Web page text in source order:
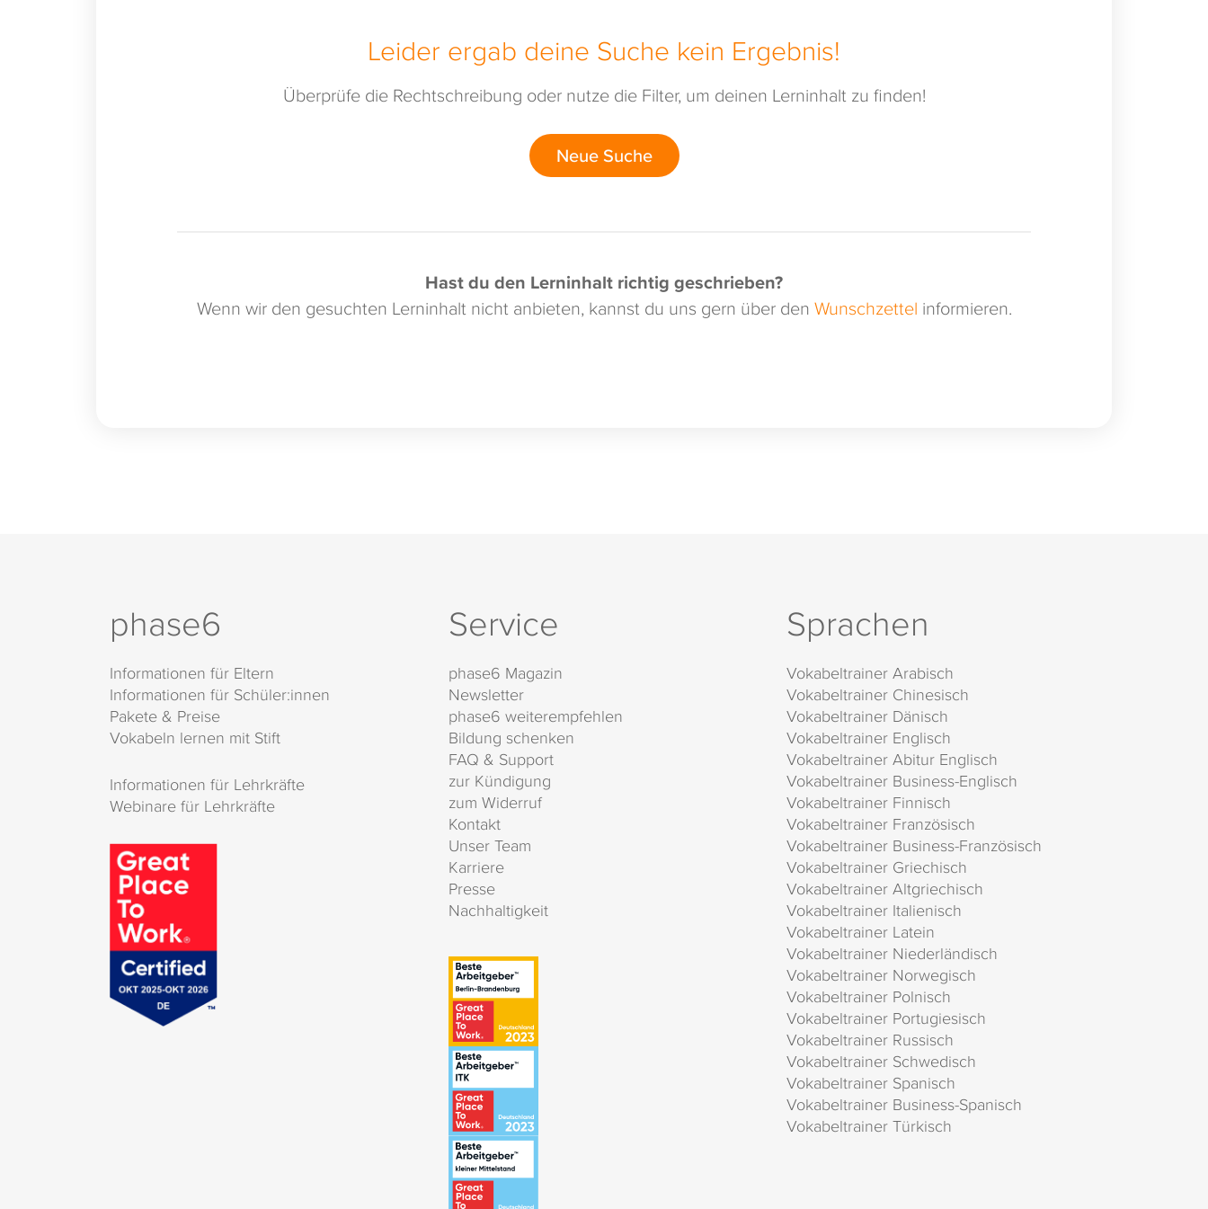
Leider ergab deine Suche kein Ergebnis!
Überprüfe die Rechtschreibung oder nutze die Filter, um deinen Lerninhalt zu finden!
Neue Suche
Hast du den Lerninhalt richtig geschrieben?
Wenn wir den gesuchten Lerninhalt nicht anbieten, kannst du uns gern über den Wunschzettel informieren.
phase6
Informationen für Eltern
Informationen für Schüler:innen
Pakete & Preise
Vokabeln lernen mit Stift
Informationen für Lehrkräfte
Webinare für Lehrkräfte
Service
phase6 Magazin
Newsletter
phase6 weiterempfehlen
Bildung schenken
FAQ & Support
zur Kündigung
zum Widerruf
Kontakt
Unser Team
Karriere
Presse
Nachhaltigkeit
Sprachen
Vokabeltrainer Arabisch
Vokabeltrainer Chinesisch
Vokabeltrainer Dänisch
Vokabeltrainer Englisch
Vokabeltrainer Abitur Englisch
Vokabeltrainer Business-Englisch
Vokabeltrainer Finnisch
Vokabeltrainer Französisch
Vokabeltrainer Business-Französisch
Vokabeltrainer Griechisch
Vokabeltrainer Altgriechisch
Vokabeltrainer Italienisch
Vokabeltrainer Latein
Vokabeltrainer Niederländisch
Vokabeltrainer Norwegisch
Vokabeltrainer Polnisch
Vokabeltrainer Portugiesisch
Vokabeltrainer Russisch
Vokabeltrainer Schwedisch
Vokabeltrainer Spanisch
Vokabeltrainer Business-Spanisch
Vokabeltrainer Türkisch